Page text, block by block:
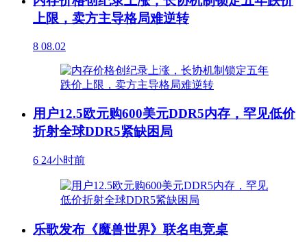
上限，卖方主导格局难逆转
8 08.02
用户12.5欧元购600美元DDR5内存，罕见低价
折射全球DDR5紧缺困局
6 24小时前
乐歌发布《魔兽世界》联名电竞桌